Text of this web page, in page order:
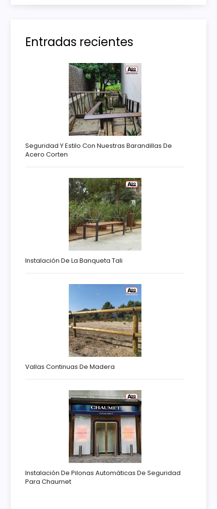
Entradas recientes
Seguridad Y Estilo Con Nuestras Barandillas De
Acero Corten
Instalación De La Banqueta Tali
Vallas Continuas De Madera
Instalación De Pilonas Automáticas De Seguridad
Para Chaumet